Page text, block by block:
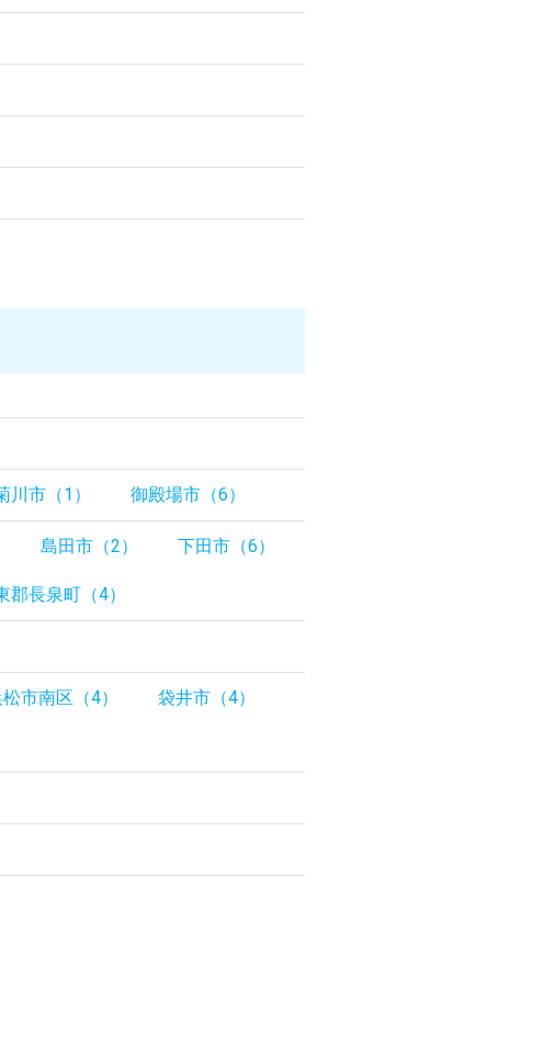
川市（1） 御殿場市（6）
島田市（2） 下田市（6）
郡長泉町（4）
市南区（4） 袋井市（4）